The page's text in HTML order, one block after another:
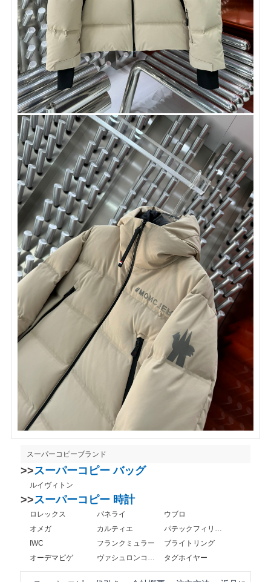
スーパーコピーブランド
>>スーパーコピー バッグ
ルイヴィトン
>>スーパーコピー 時計
ロレックス パネライ
ウブロ
オメガ
カルティエ
IWC
フランクミュラー
ブライトリング
オーデマピゲ
タグホイヤー